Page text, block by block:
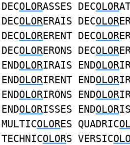
DECOLORASSES DECOLOR
DECOLORERAIS DECOLOR
DECOLORERENT DECOLOR
DECOLORERONS DECOLOR
ENDOLORIRAIS ENDOLOR
ENDOLORIRENT ENDOLOR
ENDOLORIRONS ENDOLOR
ENDOLORISSES ENDOLOR
MULTICOLORES QUADRIC
TECHNICOLORS VERSIC